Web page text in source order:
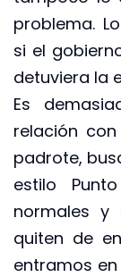
problema.
si el
detuviera la
Es
relación
padrote,
estilo
normales
quiten de
entramos